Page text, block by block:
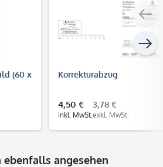
(60 x
Korrekturabzug
4,50 €
inkl. MwSt.
3,78 €
exkl. MwSt.
ebenfalls angesehen